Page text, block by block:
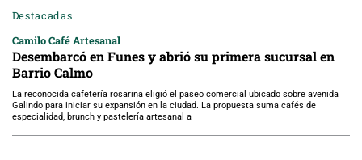
Destacadas
Camilo Café Artesanal
Desembarcó en Funes y abrió su primera sucursal en
Barrio Calmo
La reconocida cafetería rosarina eligió el paseo comercial ubicado sobre avenida
Galindo para iniciar su expansión en la ciudad. La propuesta suma cafés de
especialidad, brunch y pastelería artesanal a